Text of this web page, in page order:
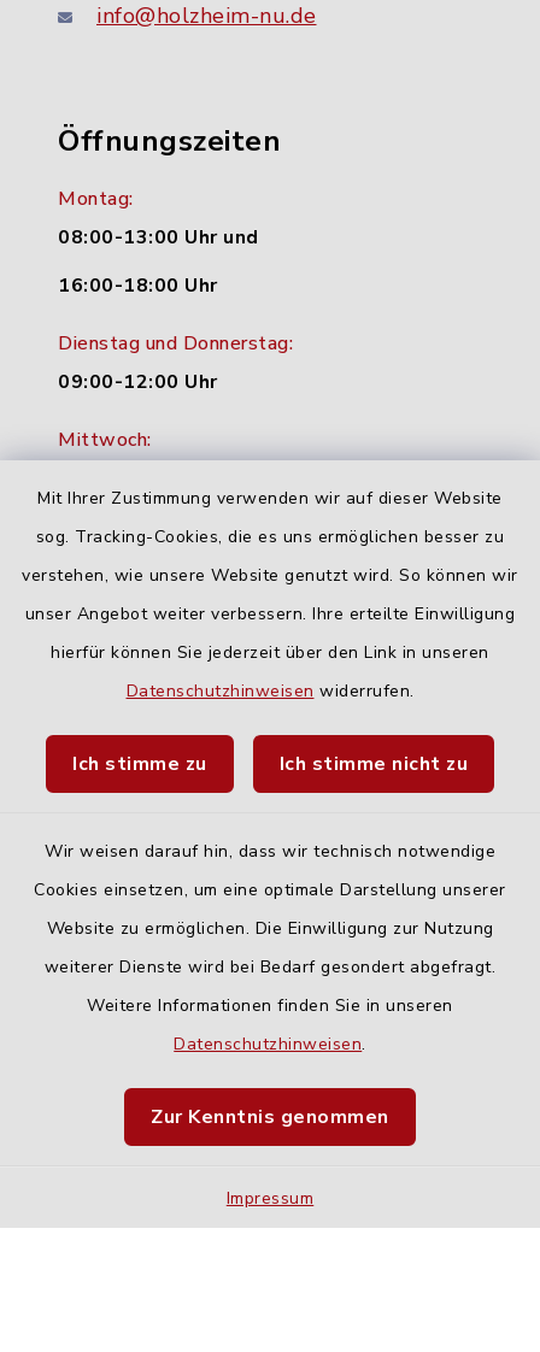
Mit Ihrer Zustimmung verwenden wir auf dieser Website
sog. Tracking-Cookies, die es uns ermöglichen besser zu
verstehen, wie unsere Website genutzt wird. So können wir
unser Angebot weiter verbessern. Ihre erteilte Einwilligung
hierfür können Sie jederzeit über den Link in unseren
Datenschutzhinweisen widerrufen.
Ich stimme zu Ich stimme nicht zu
Wir weisen darauf hin, dass wir technisch notwendige
Cookies einsetzen, um eine optimale Darstellung unserer
Website zu ermöglichen. Die Einwilligung zur Nutzung
weiterer Dienste wird bei Bedarf gesondert abgefragt.
Weitere Informationen finden Sie in unseren
Datenschutzhinweisen.
Zur Kenntnis genommen
Impressum
info@holzheim-nu.de
Öffnungszeiten
Montag:
08:00-13:00 Uhr und
16:00-18:00 Uhr
Dienstag und Donnerstag:
09:00-12:00 Uhr
Mittwoch:
Freitag:
geschlossen
Quicklinks
Fahrplanauskunft DING
Barrierefreiheit
Impressum
Sitemap